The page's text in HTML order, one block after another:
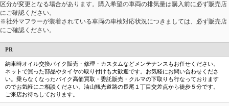
区分が変更となる場合があります。購入希望の車両の排気量は購入前に必ず販売店
にご確認ください。
※社外マフラーが装着されている車両の車検対応状況につきましては、必ず販売店
にご確認ください。
PR
納車時オイル交換バイク販売・修理・カスタムなどメンテナンスもお任せください。
ネットで買った部品やタイヤの取り付けも大歓迎です。お気軽にお問い合わせくださ
い。乗らなくなったバイク高価買取・委託販売・クルマの下取りも行なっております
のでお気軽にご相談ください。油山観光道路の長尾１丁目交差点から徒歩５分です。
ご来店お待ちしております。